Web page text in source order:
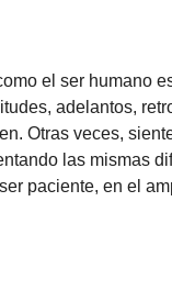
el ser humano
adelantos,
Otras veces,
las mismas
paciente, en el
invitación que